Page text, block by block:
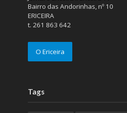
Bairro das Andorinhas, nº 10
ERICEIRA
t. 261 863 642
O Ericeira
Tags